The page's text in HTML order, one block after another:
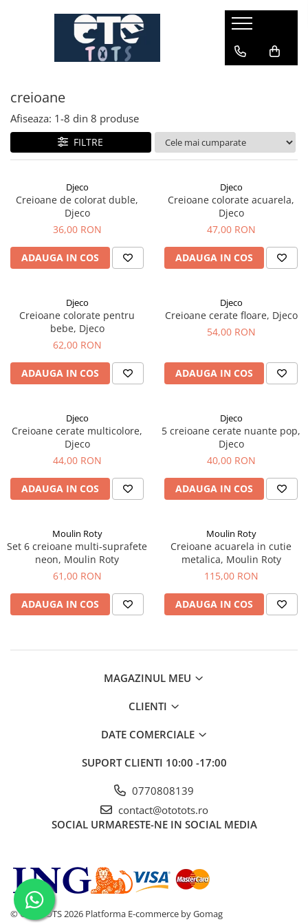
CĂRUCIOARE & SCAUNE AUTO
cărucioare NUNA
cărucioare U-GROW
scaune auto pentru avion
accesorii cărucioare
accesorii scaun auto
accesorii scaun avion
creioane
Afiseaza: 1-8 din 8 produse
FILTRE
Djeco
Creioane de colorat duble,
Djeco
36,00 RON
ADAUGA IN COS
Djeco
Creioane colorate acuarela,
Djeco
47,00 RON
ADAUGA IN COS
Djeco
Creioane colorate pentru
bebe, Djeco
62,00 RON
ADAUGA IN COS
Djeco
Creioane cerate floare, Djeco
54,00 RON
ADAUGA IN COS
Djeco
Creioane cerate multicolore,
Djeco
44,00 RON
ADAUGA IN COS
Djeco
5 creioane cerate nuante pop,
Djeco
40,00 RON
ADAUGA IN COS
Moulin Roty
Set 6 creioane multi‑suprafete
neon, Moulin Roty
61,00 RON
ADAUGA IN COS
Moulin Roty
Creioane acuarela in cutie
metalica, Moulin Roty
115,00 RON
ADAUGA IN COS
MAGAZINUL MEU
CLIENTI
DATE COMERCIALE
SUPORT CLIENTI 10:00 -17:00
0770808139
contact@ototots.ro
SOCIAL URMARESTE-NE IN SOCIAL MEDIA
© OTO TOTS 2026 Platforma E-commerce by Gomag